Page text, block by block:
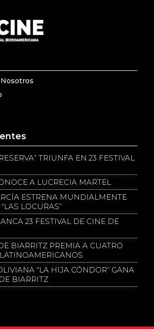
TRIUNFA EN 23 FESTIVAL
A LUCRECIA MARTEL
ESTRENA MUNDIALMENTE
LOCURAS”
23 FESTIVAL DE CINE DE
BIARRITZ PREMIA A CUATRO
“LA HIJA CÓNDOR” GANA
BIARRITZ